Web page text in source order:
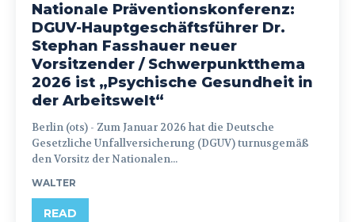
Nationale Präventionskonferenz:
DGUV-Hauptgeschäftsführer Dr.
Stephan Fasshauer neuer
Vorsitzender / Schwerpunktthema
2026 ist „Psychische Gesundheit in
der Arbeitswelt“
Berlin (ots) - Zum Januar 2026 hat die Deutsche
Gesetzliche Unfallversicherung (DGUV) turnusgemäß
den Vorsitz der Nationalen...
WALTER
READ